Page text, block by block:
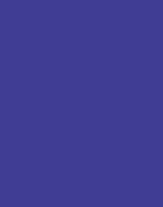
загварын улсын уралдаан,